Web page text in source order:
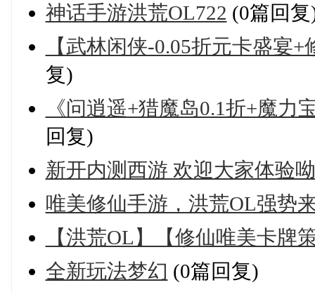
神话手游洪荒OL722 (0篇回复
【武林闲侠-0.05折元卡盛宴
复)
《问逍遥+猎魔岛0.1折+魔力
回复)
新开内测西游 欢迎大家体验
唯美修仙手游，洪荒OL强势
【洪荒OL】【修仙唯美卡牌
全新玩法梦幻 (0篇回复)